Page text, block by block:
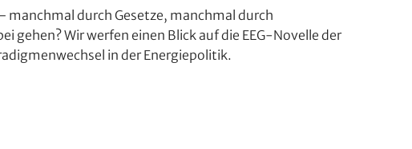
manchmal durch Gesetze, manchmal durch
gehen? Wir werfen einen Blick auf die EEG-Novelle der
in der Energiepolitik.